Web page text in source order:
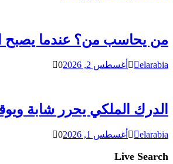
من يحاسب من؟ عندما يصبح
elarabia أغسطس 2, 2026 0
الدرك الملكي يحرر شابة
elarabia أغسطس 1, 2026 0
Live Search